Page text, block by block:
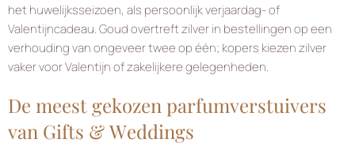
het huwelijksseizoen, als persoonlijk verjaardag- of
Valentijncadeau. Goud overtreft zilver in bestellingen op een
verhouding van ongeveer twee op één; kopers kiezen zilver
vaker voor Valentijn of zakelijkere gelegenheden.
De meest gekozen parfumverstuivers
van Gifts & Weddings